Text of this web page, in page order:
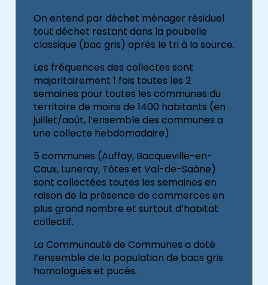
On entend par déchet ménager résiduel
tout déchet restant dans la poubelle
classique (bac gris) après le tri à la source.
Les fréquences des collectes sont
majoritairement 1 fois toutes les 2
semaines pour toutes les communes du
territoire de moins de 1400 habitants (en
juillet/août, l’ensemble des communes a
une collecte hebdomadaire).
5 communes (Auffay, Bacqueville-en-
Caux, Luneray, Tôtes et Val-de-Saâne)
sont collectées toutes les semaines en
raison de la présence de commerces en
plus grand nombre et surtout d’habitat
collectif.
La Communauté de Communes a doté
l’ensemble de la population de bacs gris
homologués et pucés.